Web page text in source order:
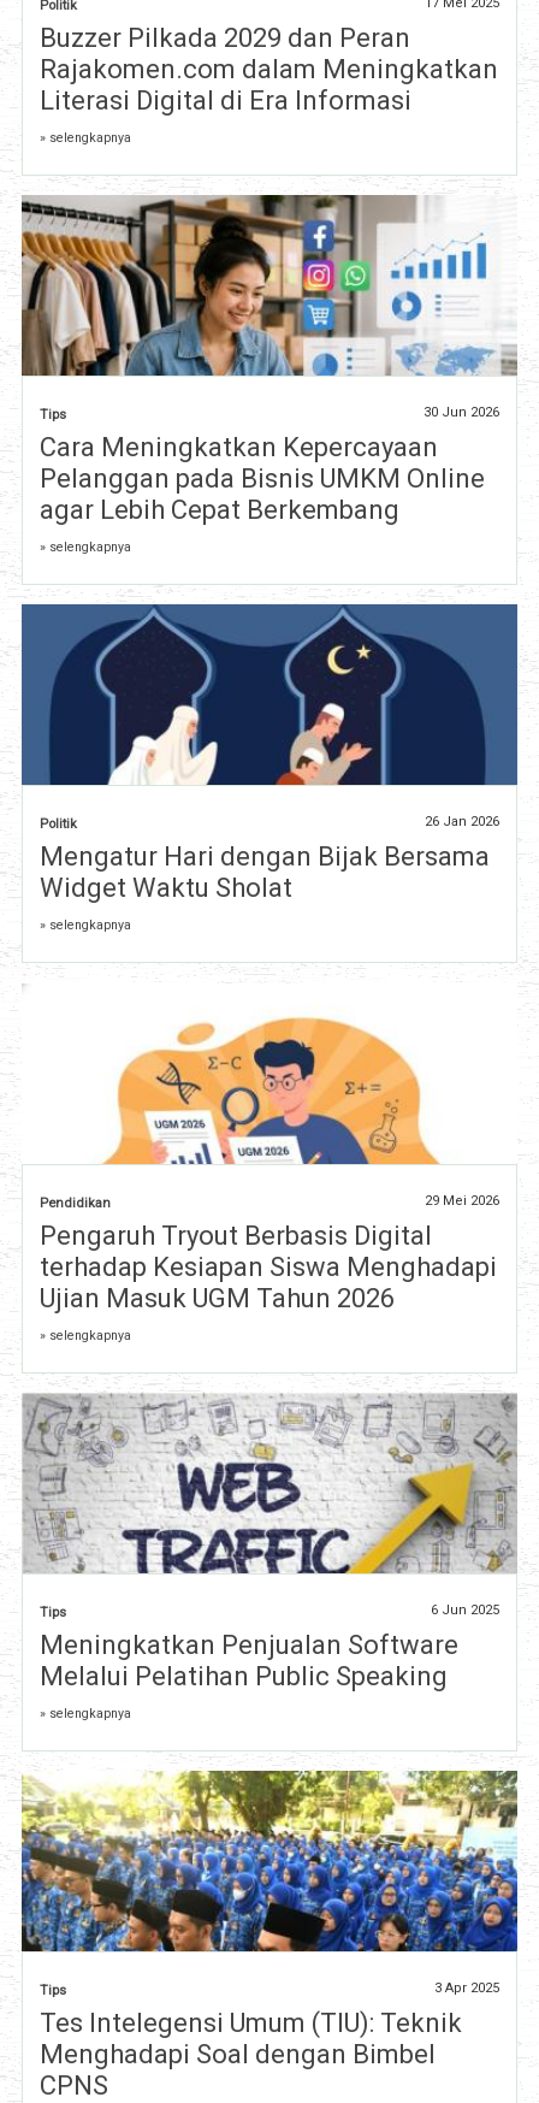
Politik
Buzzer Pilkada 2029 dan Peran
Rajakomen.com dalam Meningkatkan
Literasi Digital di Era Informasi
» selengkapnya
Tips 30 Jun 2026
Cara Meningkatkan Kepercayaan
Pelanggan pada Bisnis UMKM Online
agar Lebih Cepat Berkembang
» selengkapnya
Politik 26 Jan 2026
Mengatur Hari dengan Bijak Bersama
Widget Waktu Sholat
» selengkapnya
Pendidikan 29 Mei 2026
Pengaruh Tryout Berbasis Digital
terhadap Kesiapan Siswa Menghadapi
Ujian Masuk UGM Tahun 2026
» selengkapnya
Tips 6 Jun 2025
Meningkatkan Penjualan Software
Melalui Pelatihan Public Speaking
» selengkapnya
Tips 3 Apr 2025
Tes Intelegensi Umum (TIU): Teknik
Menghadapi Soal dengan Bimbel
CPNS